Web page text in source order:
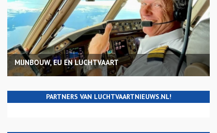
MIJNBOUW, EU EN LUCHTVAART
PARTNERS VAN LUCHTVAARTNIEUWS.NL!